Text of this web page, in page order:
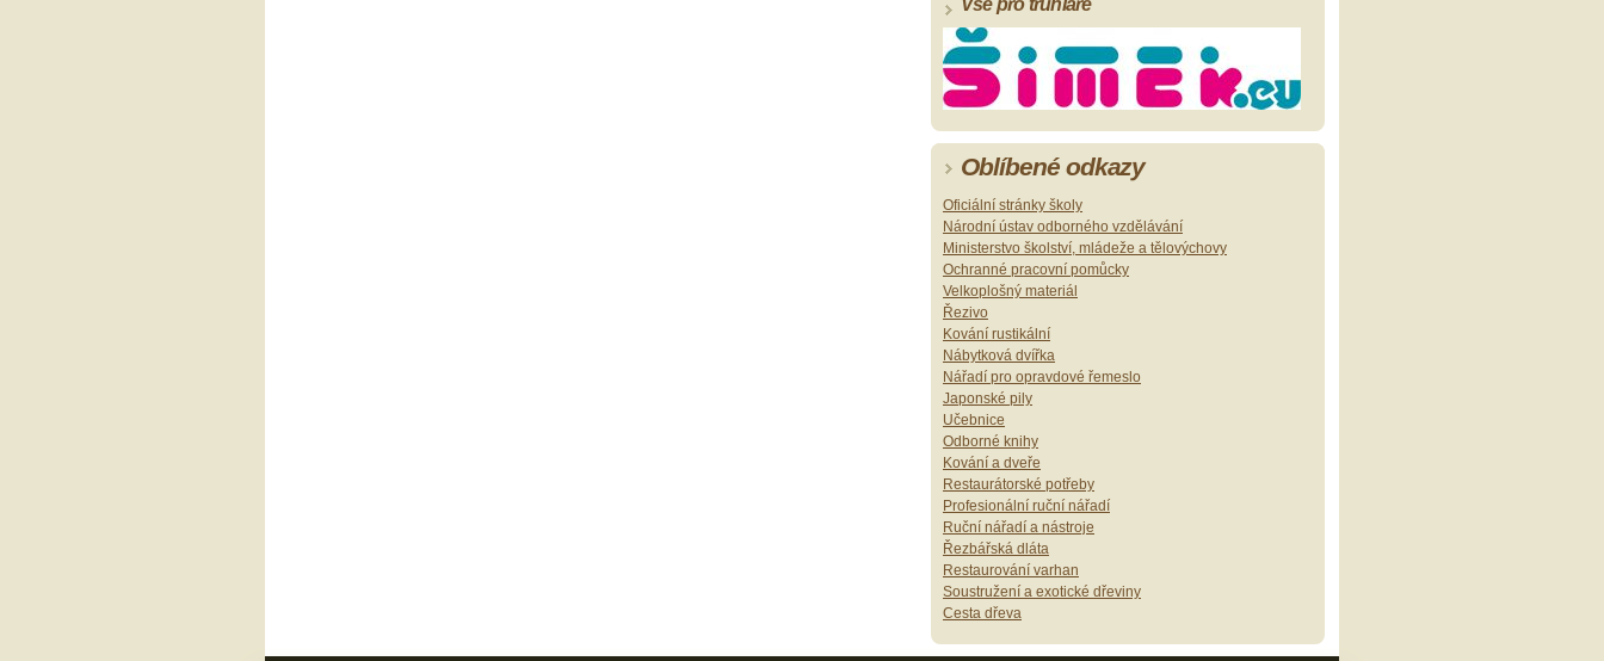
Oblíbené odkazy
Oficiální stránky školy
Národní ústav odborného vzdělávání
Ministerstvo školství, mládeže a tělovýchovy
Ochranné pracovní pomůcky
Velkoplošný materiál
Řezivo
Kování rustikální
Nábytková dvířka
Nářadí pro opravdové řemeslo
Japonské pily
Učebnice
Odborné knihy
Kování a dveře
Restaurátorské potřeby
Profesionální ruční nářadí
Ruční nářadí a nástroje
Řezbářská dláta
Restaurování varhan
Soustružení a exotické dřeviny
Cesta dřeva